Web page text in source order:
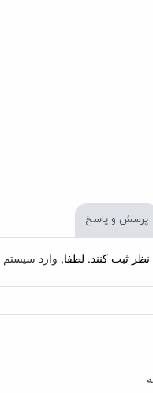
پرسش و پاسخ
ونپی :: Wanpy